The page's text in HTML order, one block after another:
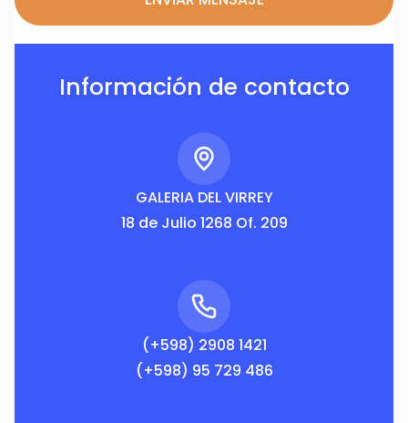
Información de contacto
GALERIA DEL VIRREY
18 de Julio 1268 Of. 209
(+598) 2908 1421
(+598) 95 729 486